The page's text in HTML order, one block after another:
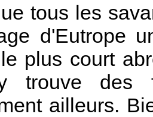
tous les
d'Eutrope
plus court
trouve des
ailleurs.